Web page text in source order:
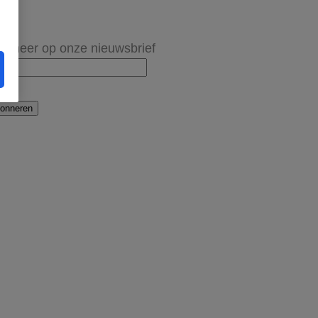
op onze nieuwsbrief